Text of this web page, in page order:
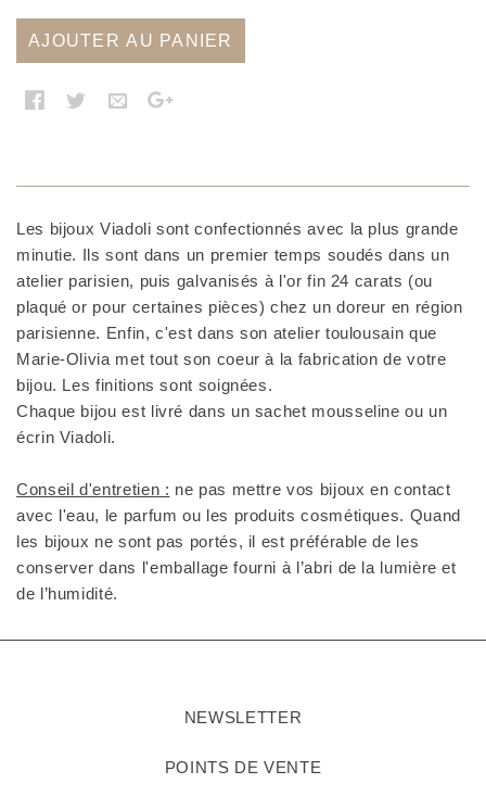
AJOUTER AU PANIER
Les bijoux Viadoli sont confectionnés avec la plus grande
minutie. Ils sont dans un premier temps soudés dans un
atelier parisien, puis galvanisés à l'or fin 24 carats (ou
plaqué or pour certaines pièces) chez un doreur en région
parisienne. Enfin, c'est dans son atelier toulousain que
Marie-Olivia met tout son coeur à la fabrication de votre
bijou. Les finitions sont soignées.
Chaque bijou est livré dans un sachet mousseline ou un
écrin Viadoli.
Conseil d'entretien : ne pas mettre vos bijoux en contact
avec l'eau, le parfum ou les produits cosmétiques. Quand
les bijoux ne sont pas portés, il est préférable de les
conserver dans l'emballage fourni à l’abri de la lumière et
de l’humidité.
NEWSLETTER
POINTS DE VENTE